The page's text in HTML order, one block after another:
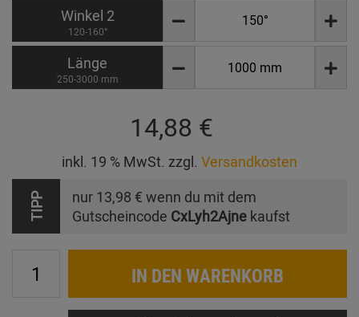
Winkel 2
120-160°
Länge
250-3000 mm
14,88 €
inkl. 19 % MwSt. zzgl. Versandkosten
TIPP nur 13,98 € wenn du mit dem
Gutscheincode CxLyh2Ajne kaufst
IN DEN WARENKORB